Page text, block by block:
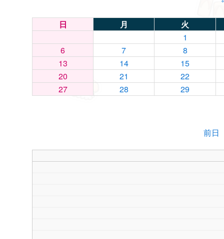
日 月
火
1
6
7
8
13
14
15
20
21
22
27
28 29
前日